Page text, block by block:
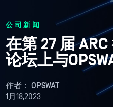
公司新闻
在第 27 届
论坛上与
作者： OPSWAT
1月18,2023